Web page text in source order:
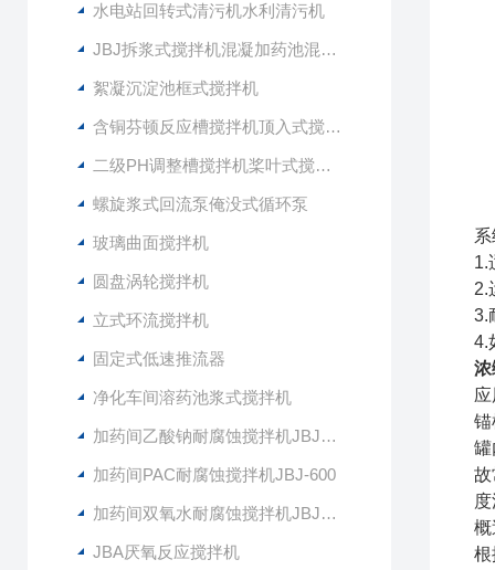
水电站回转式清污机水利清污机
JBJ拆浆式搅拌机混凝加药池混合型搅拌器
絮凝沉淀池框式搅拌机
含铜芬顿反应槽搅拌机顶入式搅拌器
二级PH调整槽搅拌机桨叶式搅拌器
螺旋浆式回流泵俺没式循环泵
玻璃曲面搅拌机
圆盘涡轮搅拌机
立式环流搅拌机
固定式低速推流器
净化车间溶药池浆式搅拌机
加药间乙酸钠耐腐蚀搅拌机JBJ-400
加药间PAC耐腐蚀搅拌机JBJ-600
加药间双氧水耐腐蚀搅拌机JBJ-300
JBA厌氧反应搅拌机
1.
2.
3.
4.
浓
锚
罐
故
概
根